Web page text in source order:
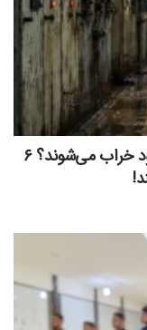
چرا بعضی تجهیزات برق صنعتی خیلی زود خراب می‌شوند؟ ۶